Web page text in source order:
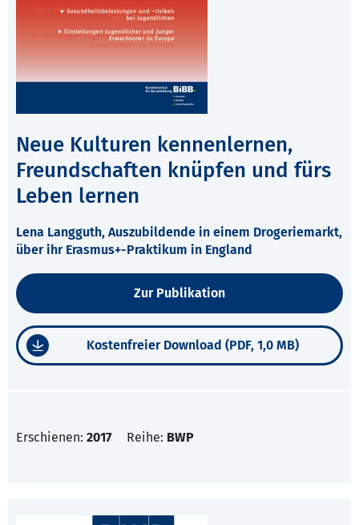
Neue Kulturen kennenlernen,
Freundschaften knüpfen und fürs
Leben lernen
Lena Langguth, Auszubildende in einem Drogeriemarkt,
über ihr Erasmus+-Praktikum in England
Zur Publikation
Kostenfreier Download (PDF, 1,0 MB)
Erschienen: 2017 Reihe: BWP